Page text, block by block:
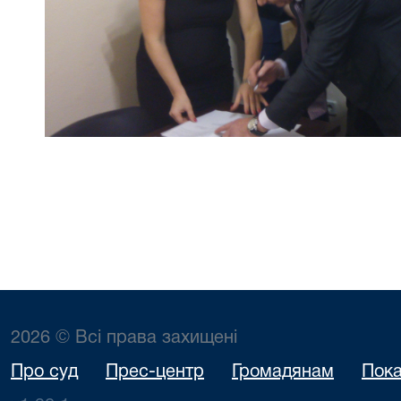
2026 © Всі права захищені
Про суд Прес-центр Громадянам